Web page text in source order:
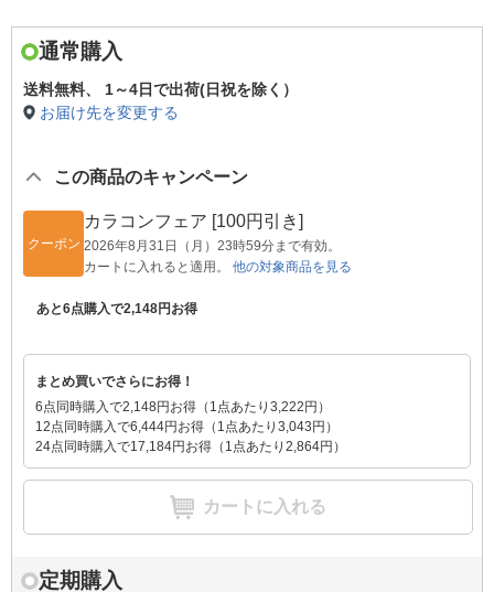
通常購入
送料無料、
1～4日で出荷(日祝を除く）
お届け先を変更する
この商品のキャンペーン
クーポン
カラコンフェア [100円引き]
2026年8月31日（月）23時59分まで有効。
カートに入れると適用。 他の対象商品を見る
あと6点購入で2,148円お得
まとめ買いでさらにお得！
6点同時購入で2,148円お得（1点あたり3,222円）
12点同時購入で6,444円お得（1点あたり3,043円）
24点同時購入で17,184円お得（1点あたり2,864円）
カートに入れる
定期購入